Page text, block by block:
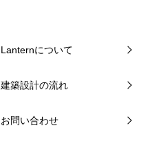
Lanternについて
建築設計の流れ
お問い合わせ